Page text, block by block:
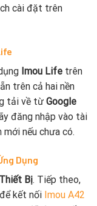
cài đặt trên
Imou Life trên
trên cả hai nền
tải về từ Google
đăng nhập vào tài
nếu chưa có.
Dụng
Bị. Tiếp theo,
kết nối Imou A42